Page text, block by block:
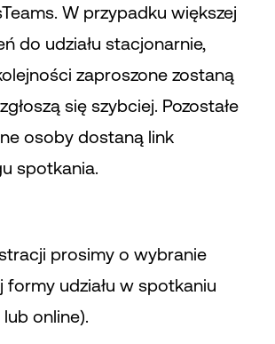
W przypadku większej
do udziału stacjonarnie,
zaproszone zostaną
się szybciej. Pozostałe
osoby dostaną link
spotkania.
prosimy o wybranie
udziału w spotkaniu
online).